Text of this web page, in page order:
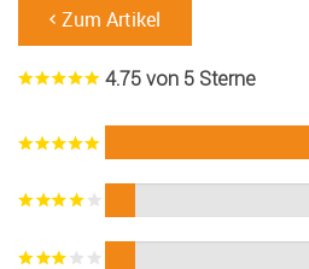
Zum Artikel
4.75 von 5 Sterne